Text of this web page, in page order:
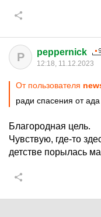
P peppernick
12:18, 11.12.2023
От пользователя
ради спасения от ада
Благородная цель.
Чувствую, где-то
детстве порылась